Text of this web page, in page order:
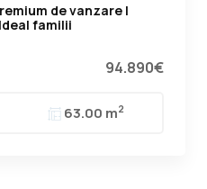
de vanzare |
familii
94.890€
63.00 m2